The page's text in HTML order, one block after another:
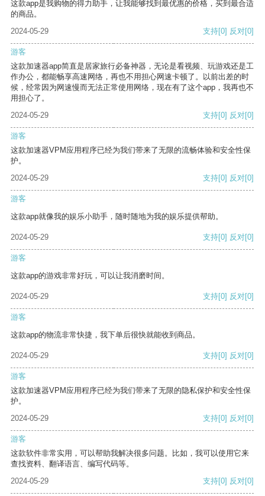
这款app是我购物的得力助手，让我能够找到最优惠的价格，买到最合适
的商品。
2024-05-29
支持[0] 反对[0]
游客
这款加速器app简直是居家旅行必备神器，无论是看视频、玩游戏还是工
作办公，都能畅享高速网络，再也不用担心网速卡顿了。以前出差的时
候，经常因为网速慢而无法正常使用网络，现在有了这个app，我再也不
用担心了。
2024-05-29
支持[0] 反对[0]
游客
这款加速器VPM应用程序已经为我们带来了无限的流畅体验和安全性保
护。
2024-05-29
支持[0] 反对[0]
游客
这款app就像我的娱乐小助手，随时随地为我的娱乐提供帮助。
2024-05-29 支持[0] 反对[0]
游客
这款app的游戏非常好玩，可以让我消磨时间。
2024-05-29 支持[0] 反对[0]
游客
这款app的物流非常快捷，我下单后很快就能收到商品。
2024-05-29 支持[0] 反对[0]
游客
这款加速器VPM应用程序已经为我们带来了无限的隐私保护和安全性保
护。
2024-05-29
支持[0] 反对[0]
游客
这款软件非常实用，可以帮助我解决很多问题。比如，我可以使用它来
查找资料、翻译语言、编写代码等。
2024-05-29
支持[0] 反对[0]